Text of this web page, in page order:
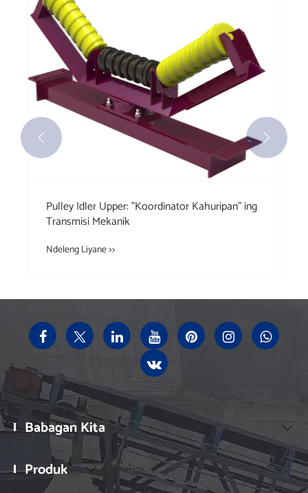
Pulley Idler Upper: "Koordinator Kahuripan" ing
Transmisi Mekanik
Ndeleng Liyane >>
 
Babagan Kita 
Produk 